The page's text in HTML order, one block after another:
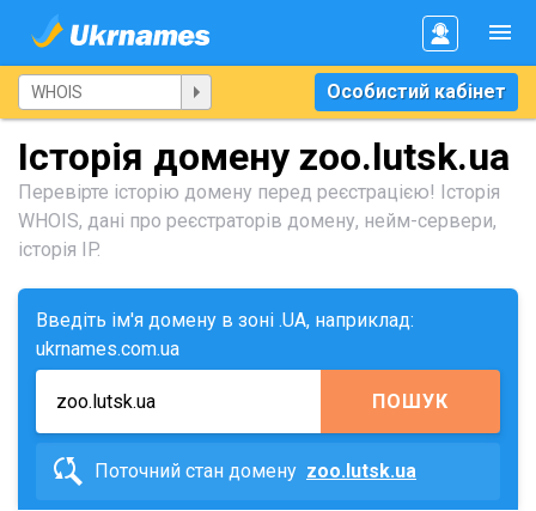
Особистий кабінет
Історія домену zoo.lutsk.ua
Перевірте історію домену перед реєстрацією! Історія
WHOIS, дані про реєстраторів домену, нейм-сервери,
історія IP.
Введіть ім'я домену в зоні .UA, наприклад:
ukrnames.com.ua
ПОШУК
Поточний стан домену zoo.lutsk.ua